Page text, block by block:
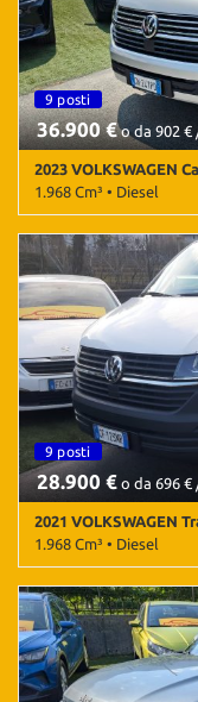
9 posti
36.900 €o da 902 €
2023 VOLKSWAGEN
1.968 Cm³ • Diesel
75.000 Km • Cambio
Airbag • Airbag laterali
Android Auto • Apple
Bluetooth • Bracciolo •
Immobilizzatore
9 posti
28.900 € o da 696 €
2021 VOLKSWAGEN
1.968 Cm³ • Diesel
114.300 Km • Cambio
• ABS • Airbag •
CarPlay • Autoradio •
Boardcomputer •
centralizzata •
Kit fumatori • MP3 •